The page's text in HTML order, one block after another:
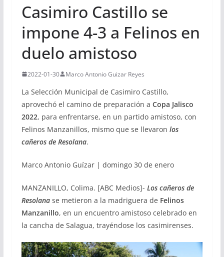
Casimiro Castillo se
impone 4-3 a Felinos en
duelo amistoso
2022-01-30 Marco Antonio Guizar Reyes
La Selección Municipal de Casimiro Castillo,
aprovechó el camino de preparación a Copa Jalisco
2022, para enfrentarse, en un partido amistoso, con
Felinos Manzanillos, mismo que se llevaron los
cañeros de Resolana.
Marco Antonio Guízar | domingo 30 de enero
MANZANILLO, Colima. [ABC Medios]- Los cañeros de
Resolana se metieron a la madriguera de Felinos
Manzanillo, en un encuentro amistoso celebrado en
la cancha de Salagua, trayéndose los casimirenses.